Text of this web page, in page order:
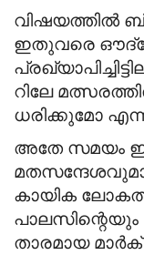
വിഷയത്തില്‍
ഇതുവരെ
റിലേ
ധരിക്കുമോ
അതേ സമയം
കായിക
പാലസിന്റെയും
താരമായ